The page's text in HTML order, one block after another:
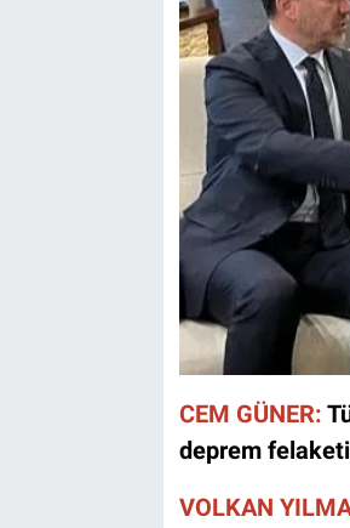
CEM GÜNER:
deprem
VOLKAN